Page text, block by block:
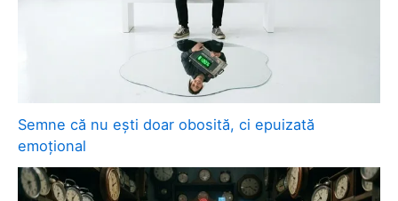
Semne că nu ești doar obosită, ci epuizată
emoțional